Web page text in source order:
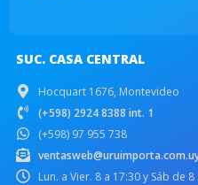
SUC. CASA CENTRAL
Hocquart 1676, Montevideo
(+598) 2924 8388 int. 1
(+598) 97 955 738
Lun. a Vier. 8 a 17:30 y Sáb de 8